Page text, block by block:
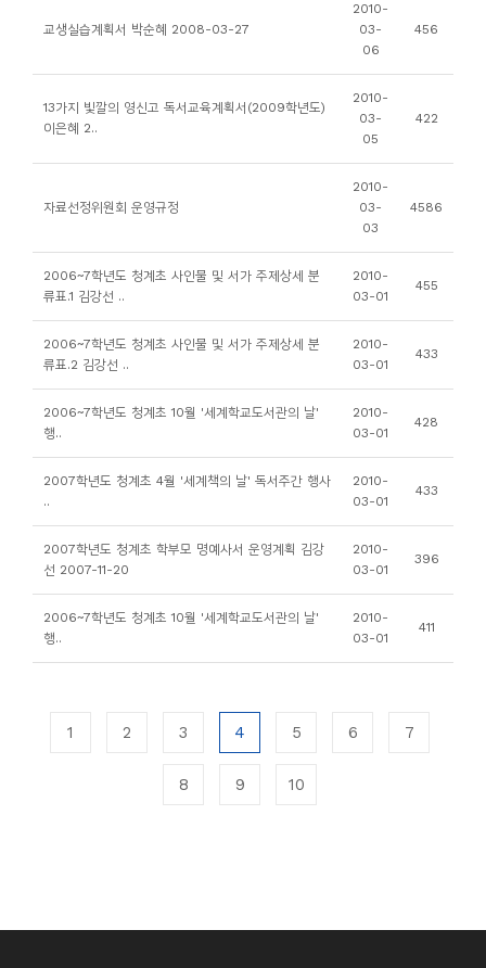
교생실습계획서 박순혜 2008-03-27
2010-
03-
06
456
13가지 빛깔의 영신고 독서교육계획서(2009학년도)
이은혜 2..
2010-
03-
05
422
자료선정위원회 운영규정
2010-
03-
03
4586
2006~7학년도 청계초 사인물 및 서가 주제상세 분
류표.1 김강선 ..
2010-
03-01
455
2006~7학년도 청계초 사인물 및 서가 주제상세 분
류표.2 김강선 ..
2010-
03-01
433
2006~7학년도 청계초 10월 '세계학교도서관의 날'
행..
2010-
03-01
428
2007학년도 청계초 4월 '세계책의 날' 독서주간 행사
..
2010-
03-01
433
2007학년도 청계초 학부모 명예사서 운영계획 김강
선 2007-11-20
2010-
03-01
396
2006~7학년도 청계초 10월 '세계학교도서관의 날'
행..
2010-
03-01
411
1 2 3 4 5 6 7
8 9 10